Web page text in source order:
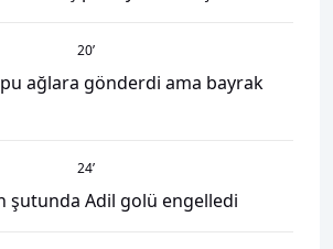
20’
ağlara gönderdi ama bayrak
24’
şutunda Adil golü engelledi